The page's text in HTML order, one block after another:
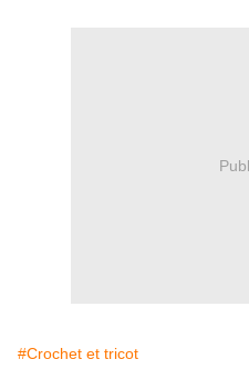
#Crochet et tricot